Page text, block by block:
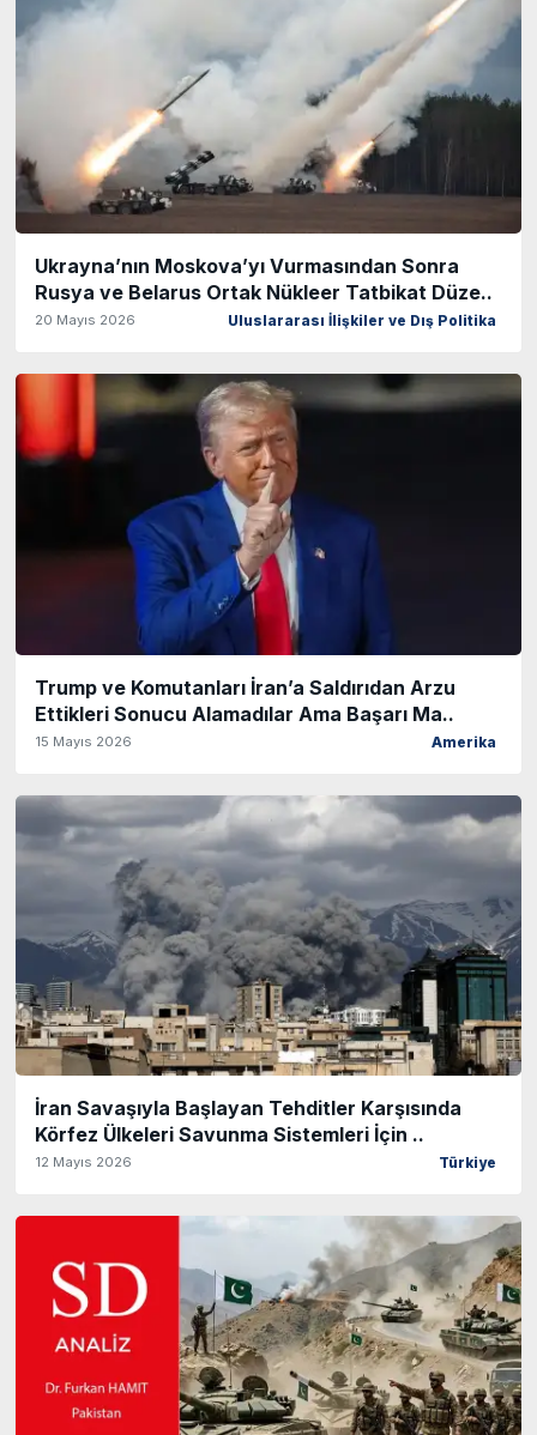
Ukrayna’nın Moskova’yı Vurmasından Sonra
Rusya ve Belarus Ortak Nükleer Tatbikat Düze..
20 Mayıs 2026 Uluslararası İlişkiler ve Dış Politika
Trump ve Komutanları İran’a Saldırıdan Arzu
Ettikleri Sonucu Alamadılar Ama Başarı Ma..
15 Mayıs 2026 Amerika
İran Savaşıyla Başlayan Tehditler Karşısında
Körfez Ülkeleri Savunma Sistemleri İçin ..
12 Mayıs 2026 Türkiye